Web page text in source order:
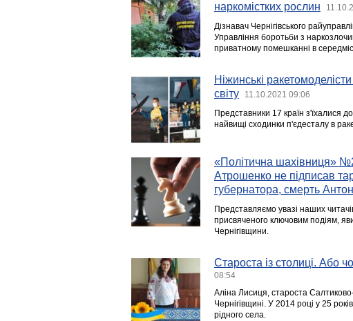
наркомістких рослин
Дізнавач Чернігівського
Управління боротьби з
приватному помешканні в
Ніжинські
світу
11.10.2021 09:06
Представники 17 країн з'їхалися
найвищі сходинки п'єдесталу в
«Політична шахівниця»
Атрошенко не підписав
губернатора, смерть
Представляємо увазі наших
присвяченого ключовим подіям,
Чернігівщини.
Староста із столиці. Або
08:54
Аліна Лисиця, староста
Чернігівщині. У 2014 році у 25
рідного села.